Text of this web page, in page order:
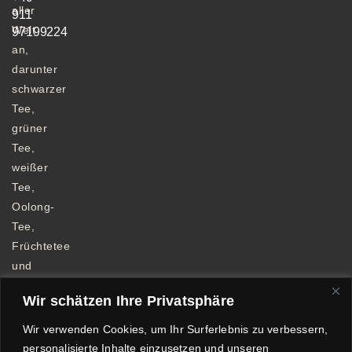
Wir schätzen Ihre Privatsphäre
Wir verwenden Cookies, um Ihr Surferlebnis zu verbessern,
personalisierte Inhalte einzusetzen und unseren
aller
Welt
an,
darunter
schwarzer
Tee,
grüner
Tee,
weißer
Tee,
Oolong-
Tee,
Früchtetee
und
911
97199224